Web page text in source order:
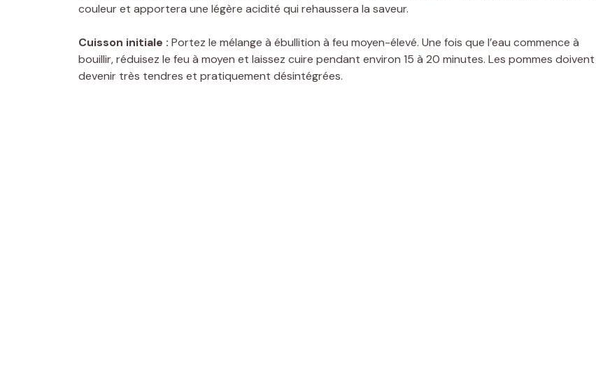
couleur et apportera une légère acidité qui rehaussera la saveur.
Cuisson initiale : Portez le mélange à ébullition à feu moyen-élevé. Une fois que l’eau commence à
bouillir, réduisez le feu à moyen et laissez cuire pendant environ 15 à 20 minutes. Les pommes doivent
devenir très tendres et pratiquement désintégrées.